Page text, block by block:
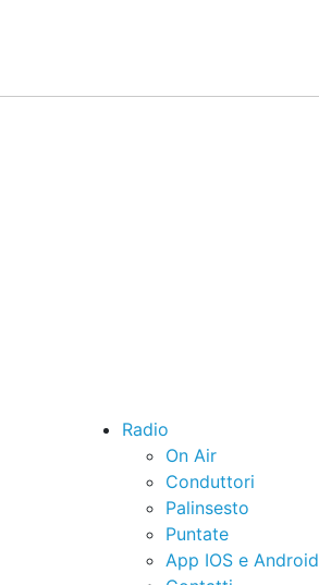
Radio
On Air
Conduttori
Palinsesto
Puntate
App IOS e Android